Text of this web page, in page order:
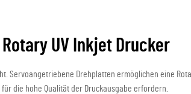
Rotary UV Inkjet Drucker
Servoangetriebene Drehplatten ermöglichen eine
für die hohe Qualität der Druckausgabe erfordern.